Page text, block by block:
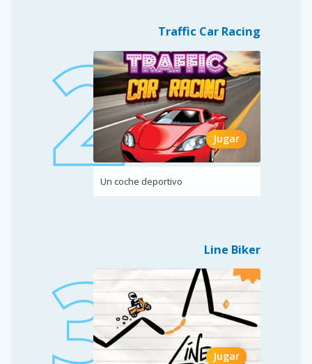
Traffic Car Racing
Jugar
Un coche deportivo
Line Biker
Jugar